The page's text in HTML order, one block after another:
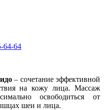
64-64
– сочетание эффективной
на кожу лица. Массаж
освободиться от
шеи и лица.